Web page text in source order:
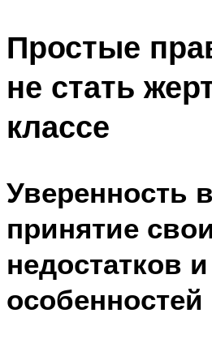
Простые
не стать
классе
Уверенность
принятие
недостатков и
особенностей